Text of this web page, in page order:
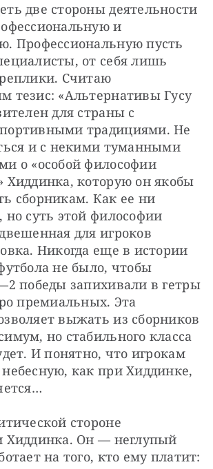
две стороны деятельности
и
Профессиональную пусть
от себя лишь
Считаю
тезис: «Альтернативы Гусу
для страны с
традициями. Не
и с некими туманными
о «особой философии
Хиддинка, которую он якобы
сборникам. Как ее ни
но суть этой философии
для игроков
Никогда еще в истории
не было, чтобы
победы запихивали в гетры
премиальных. Эта
выжать из сборников
но стабильного класса
И понятно, что игрокам
как при Хиддинке,
стороне
Хиддинка. Он — неглупый
на того, кто ему платит: